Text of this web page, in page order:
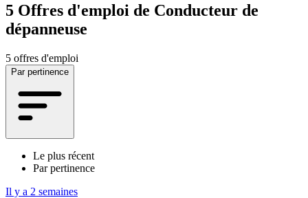
5 Offres d'emploi de Conducteur de
dépanneuse
5 offres d'emploi
Par pertinence
Le plus récent
Par pertinence
Il y a 2 semaines